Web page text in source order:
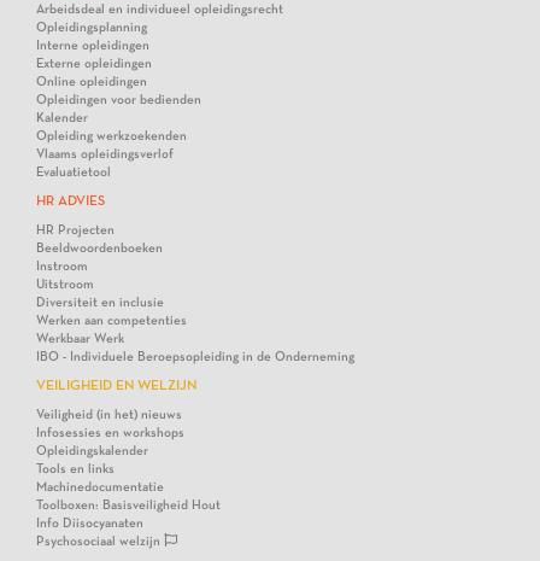
Arbeidsdeal en individueel opleidingsrecht
Opleidingsplanning
Interne opleidingen
Externe opleidingen
Online opleidingen
Opleidingen voor bedienden
Kalender
Opleiding werkzoekenden
Vlaams opleidingsverlof
Evaluatietool
HR ADVIES
HR Projecten
Beeldwoordenboeken
Instroom
Uitstroom
Diversiteit en inclusie
Werken aan competenties
Werkbaar Werk
IBO - Individuele Beroepsopleiding in de Onderneming
VEILIGHEID EN WELZIJN
Veiligheid (in het) nieuws
Infosessies en workshops
Opleidingskalender
Tools en links
Machinedocumentatie
Toolboxen: Basisveiligheid Hout
Info Diisocyanaten
Psychosociaal welzijn